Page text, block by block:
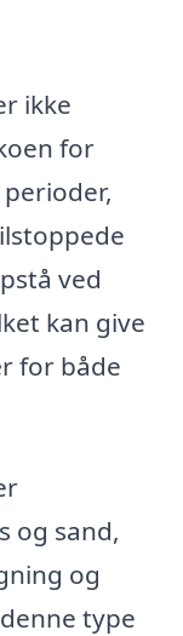
ikke
for
ved
kan give
for både
og sand,
og
type